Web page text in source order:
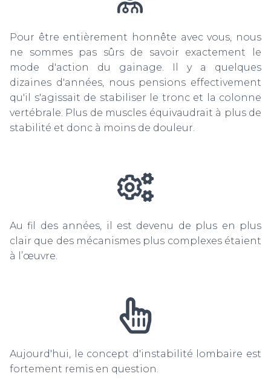
Pour être entièrement honnête avec vous, nous
ne sommes pas sûrs de savoir exactement le
mode d'action du gainage. Il y a quelques
dizaines d'années, nous pensions effectivement
qu'il s'agissait de stabiliser le tronc et la colonne
vertébrale. Plus de muscles équivaudrait à plus de
stabilité et donc à moins de douleur.
Au fil des années, il est devenu de plus en plus
clair que des mécanismes plus complexes étaient
à l’œuvre.
Aujourd'hui, le concept d'instabilité lombaire est
fortement remis en question.